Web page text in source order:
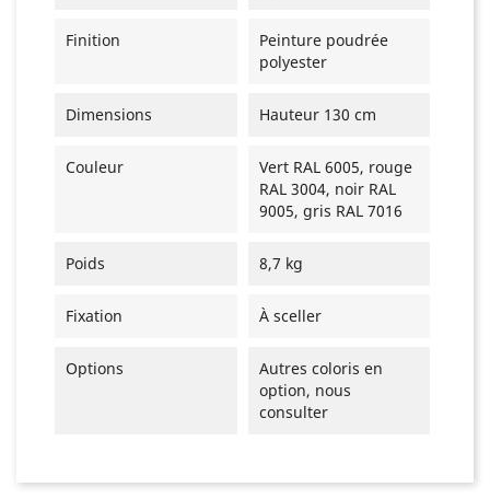
Finition
Peinture poudrée
polyester
Dimensions Hauteur 130 cm
Couleur
Vert RAL 6005, rouge
RAL 3004, noir RAL
9005, gris RAL 7016
Poids 8,7 kg
Fixation À sceller
Options
Autres coloris en
option, nous
consulter